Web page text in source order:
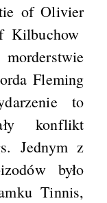
of Olivier
Kilbuchow
Fleming
to
konflikt
Jednym z
było
Tinnis,